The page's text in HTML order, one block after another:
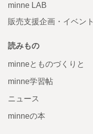
minne LAB
販売支援企画・イベント
読みもの
minneとものづくりと
minne学習帖
ニュース
minneの本